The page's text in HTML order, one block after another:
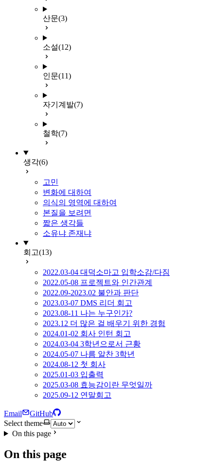
산문(3)
소설(12)
인문(11)
자기계발(7)
철학(7)
생각(6)
고민
변화에 대하여
의식의 영역에 대하여
본질을 보려면
짧은 생각들
소유냐 존재냐
회고(13)
2022.03-04 대덕소마고 입학소감/다짐
2022.05-08 프로젝트와 인간관계
2022.09-2023.02 불안과 판단
2023.03-07 DMS 리더 회고
2023.08-11 나는 누구인가?
2023.12 더 많은 걸 배우기 위한 경험
2024.01-02 회사 인턴 회고
2024.03-04 3학년으로서 근황
2024.05-07 나름 알찬 3학년
2024.08-12 첫 회사
2025.01-03 입출력
2025.03-08 효능감이란 무엇일까
2025.09-12 연말회고
Email
GitHub
Select theme
On this page
On this page